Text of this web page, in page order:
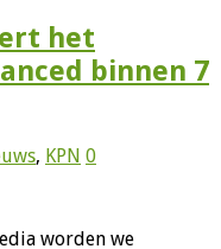
het
binnen 7
, KPN 0
worden we